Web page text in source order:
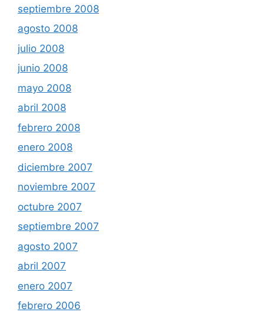
septiembre 2008
agosto 2008
julio 2008
junio 2008
mayo 2008
abril 2008
febrero 2008
enero 2008
diciembre 2007
noviembre 2007
octubre 2007
septiembre 2007
agosto 2007
abril 2007
enero 2007
febrero 2006